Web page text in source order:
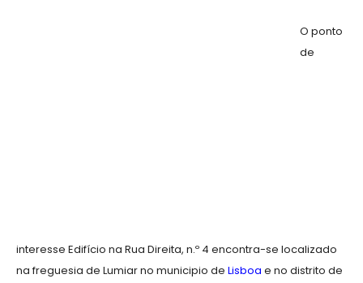
O ponto
de
interesse Edifício na Rua Direita, n.º 4 encontra-se localizado
na freguesia de Lumiar no municipio de Lisboa e no distrito de